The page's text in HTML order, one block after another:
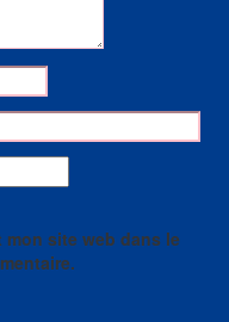
mon site web dans le